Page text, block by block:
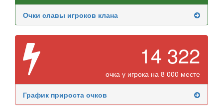
Очки славы игроков клана
14 322
очка у игрока на 8 000 месте
График прироста очков